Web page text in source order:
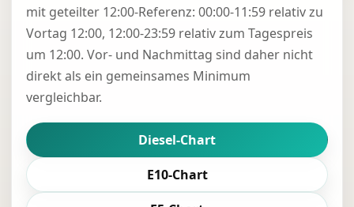
mit geteilter 12:00-Referenz: 00:00-11:59 relativ zu
Vortag 12:00, 12:00-23:59 relativ zum Tagespreis
um 12:00. Vor- und Nachmittag sind daher nicht
direkt als ein gemeinsames Minimum
vergleichbar.
Diesel-Chart
E10-Chart